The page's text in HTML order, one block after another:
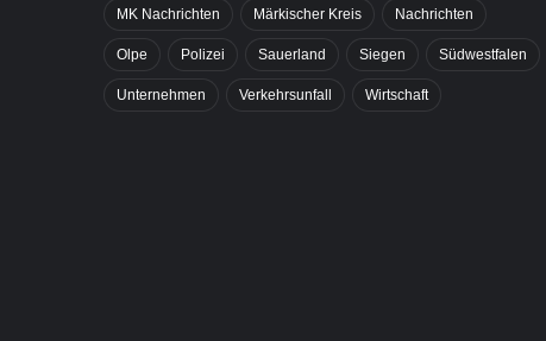
MK Nachrichten Märkischer Kreis Nachrichten
Olpe Polizei Sauerland Siegen Südwestfalen
Unternehmen Verkehrsunfall Wirtschaft